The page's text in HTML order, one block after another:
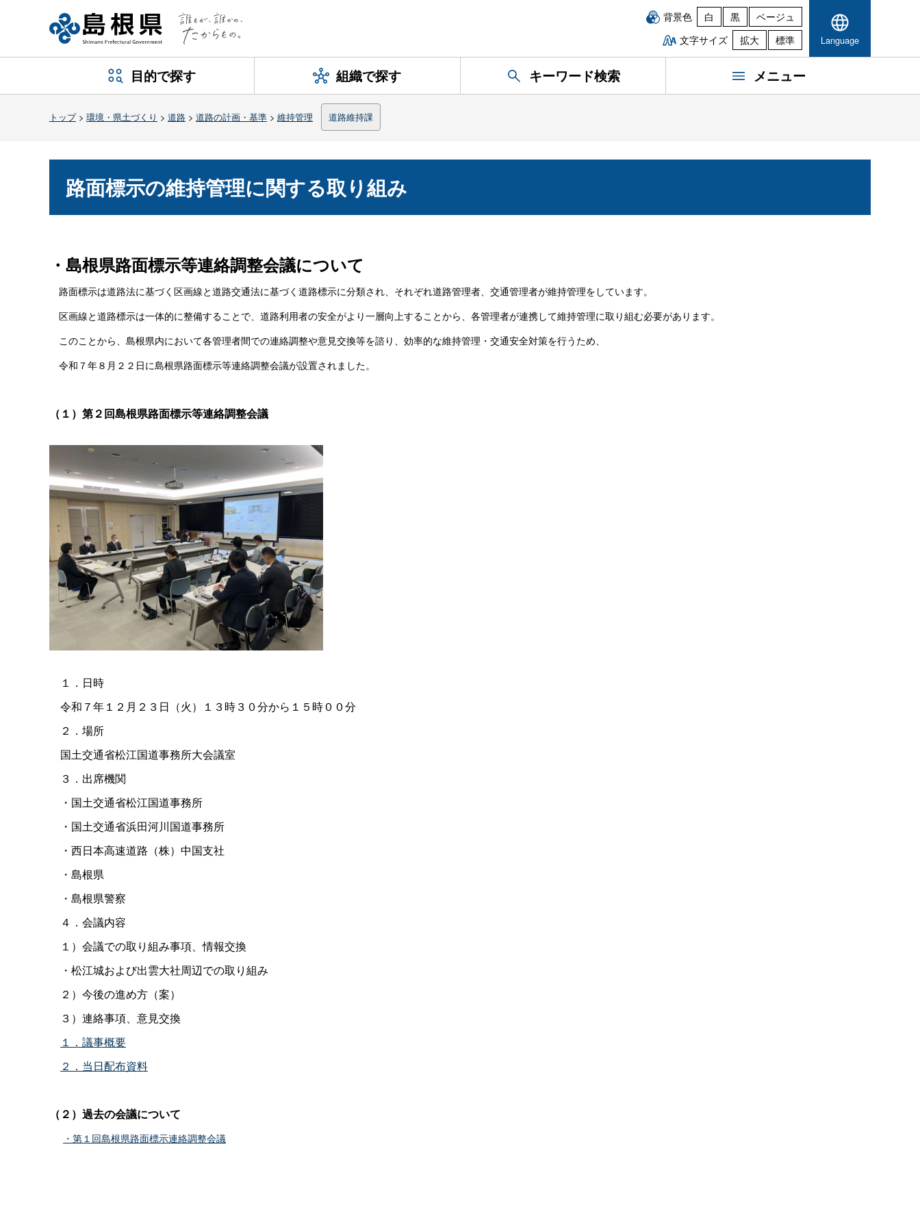
背景色 白 黒
ベージュ
文字サイズ
拡大 標準 Language
目的で探す 組織で探す キーワード検索 メニュー
トップ> 環境・県土づくり > 道路 > 道路の計画・基準 > 維持管理 道路維持課
路面標示の維持管理に関する取り組み
・島根県路面標示等連絡調整会議について
路面標示は道路法に基づく区画線と道路交通法に基づく道路標示に分類され、それぞれ道路管理者、交通管理者が維持管理をしています。
区画線と道路標示は一体的に整備することで、道路利用者の安全がより一層向上することから、各管理者が連携して維持管理に取り組む必要があります。
このことから、島根県内において各管理者間での連絡調整や意見交換等を諮り、効率的な維持管理・交通安全対策を行うため、
令和７年８月２２日に島根県路面標示等連絡調整会議が設置されました。
（１）第２回島根県路面標示等連絡調整会議
１．日時
令和７年１２月２３日（火）１３時３０分から１５時００分
２．場所
国土交通省松江国道事務所大会議室
３．出席機関
・国土交通省松江国道事務所
・国土交通省浜田河川国道事務所
・西日本高速道路（株）中国支社
・島根県
・島根県警察
４．会議内容
１）会議での取り組み事項、情報交換
・松江城および出雲大社周辺での取り組み
２）今後の進め方（案）
３）連絡事項、意見交換
１．議事概要
２．当日配布資料
（２）過去の会議について
・第１回島根県路面標示連絡調整会議